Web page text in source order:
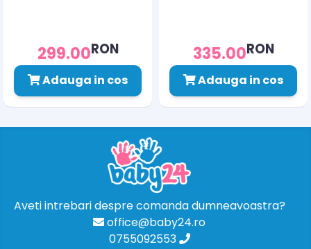
299.00RON
Adauga in cos
335.00RON
Adauga in cos
Aveti intrebari despre comanda dumneavoastra?
office@baby24.ro
0755092553